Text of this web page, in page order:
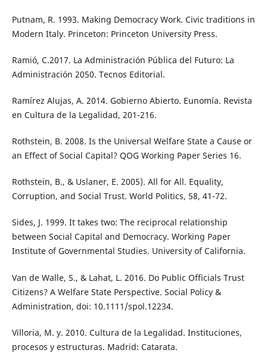
Putnam, R. 1993. Making Democracy Work. Civic traditions in
Modern Italy. Princeton: Princeton University Press.
Ramió, C.2017. La Administración Pública del Futuro: La
Administración 2050. Tecnos Editorial.
Ramírez Alujas, A. 2014. Gobierno Abierto. Eunomía. Revista
en Cultura de la Legalidad, 201-216.
Rothstein, B. 2008. Is the Universal Welfare State a Cause or
an Effect of Social Capital? QOG Working Paper Series 16.
Rothstein, B., & Uslaner, E. 2005). All for All. Equality,
Corruption, and Social Trust. World Politics, 58, 41-72.
Sides, J. 1999. It takes two: The reciprocal relationship
between Social Capital and Democracy. Working Paper
Institute of Governmental Studies. University of California.
Van de Walle, S., & Lahat, L. 2016. Do Public Officials Trust
Citizens? A Welfare State Perspective. Social Policy &
Administration, doi: 10.1111/spol.12234.
Villoria, M. y. 2010. Cultura de la Legalidad. Instituciones,
procesos y estructuras. Madrid: Catarata.